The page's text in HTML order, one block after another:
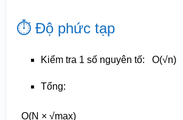
⏱️ Độ phức tạp
Kiểm tra 1 số nguyên tố: O(√n)
Tổng:
O(N × √max)